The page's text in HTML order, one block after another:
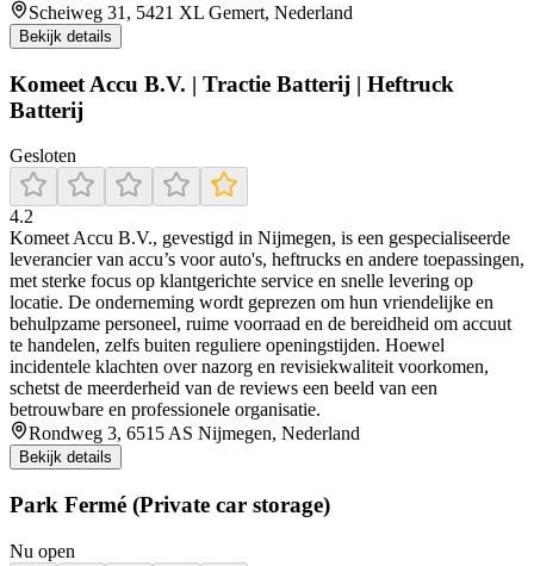
Scheiweg 31, 5421 XL Gemert, Nederland
Bekijk details
Komeet Accu B.V. | Tractie Batterij | Heftruck
Batterij
Gesloten
4.2
Komeet Accu B.V., gevestigd in Nijmegen, is een gespecialiseerde
leverancier van accu’s voor auto's, heftrucks en andere toepassingen,
met sterke focus op klantgerichte service en snelle levering op
locatie. De onderneming wordt geprezen om hun vriendelijke en
behulpzame personeel, ruime voorraad en de bereidheid om accuut
te handelen, zelfs buiten reguliere openingstijden. Hoewel
incidentele klachten over nazorg en revisiekwaliteit voorkomen,
schetst de meerderheid van de reviews een beeld van een
betrouwbare en professionele organisatie.
Rondweg 3, 6515 AS Nijmegen, Nederland
Bekijk details
Park Fermé (Private car storage)
Nu open